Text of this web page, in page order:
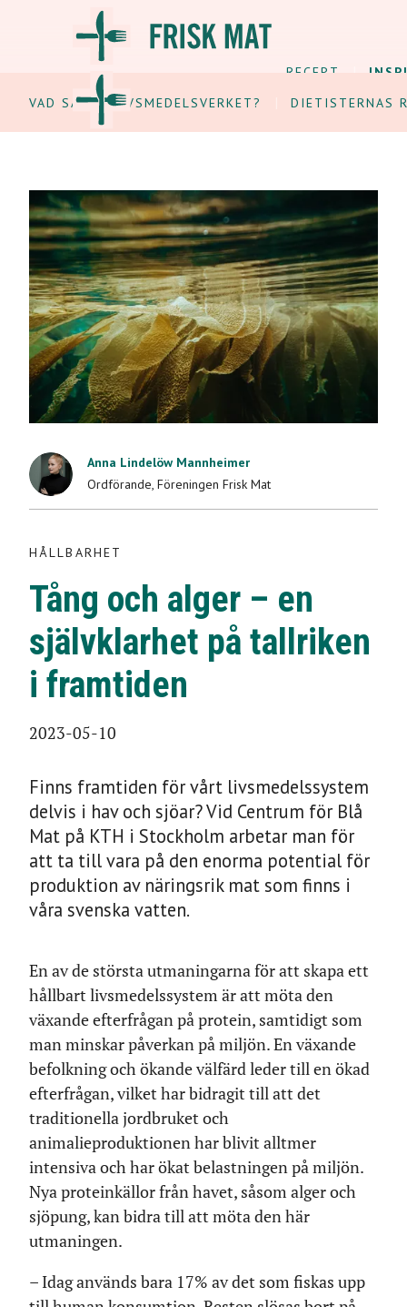
RECEPT
VAD SÄGER LIVSMEDELSVERKET?
DIETISTERNAS
Tång och alger – en
självklarhet på
tallriken i framtiden
2023-05-10
Anna Lindelöw Mannheimer
Ordförande, Föreningen Frisk Mat
HÅLLBARHET
Tång och alger – en
självklarhet på tallriken
i framtiden
2023-05-10
Finns framtiden för vårt livsmedelssystem
delvis i hav och sjöar? Vid Centrum för Blå
Mat på KTH i Stockholm arbetar man för
att ta till vara på den enorma potential för
produktion av näringsrik mat som finns i
våra svenska vatten.
En av de största utmaningarna för att skapa ett
hållbart livsmedelssystem är att möta den
växande efterfrågan på protein, samtidigt som
man minskar påverkan på miljön. En växande
befolkning och ökande välfärd leder till en ökad
efterfrågan, vilket har bidragit till att det
traditionella jordbruket och
animalieproduktionen har blivit alltmer
intensiva och har ökat belastningen på miljön.
Nya proteinkällor från havet, såsom alger och
sjöpung, kan bidra till att möta den här
utmaningen.
– Idag används bara 17% av det som fiskas upp